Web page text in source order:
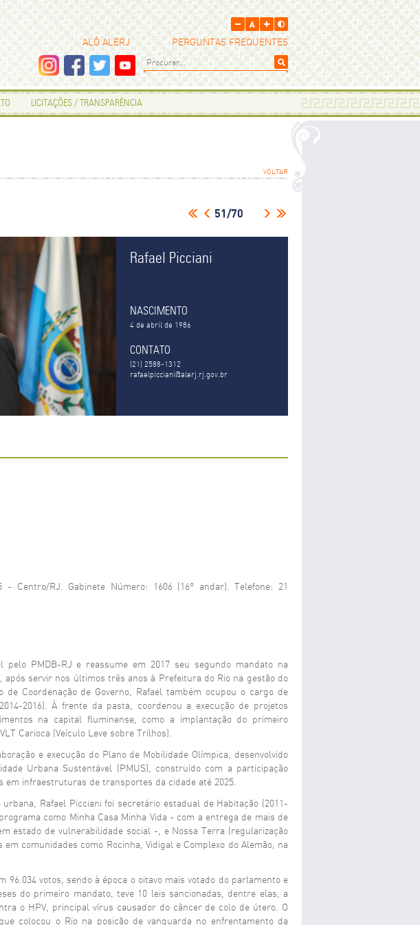
ALÔ ALERJ PERGUNTAS FREQUENTES
LICITAÇÕES / TRANSPARÊNCIA
VOLTAR
51/70
Rafael Picciani
NASCIMENTO
4 de abril de 1986
CONTATO
(21) 2588-1312
rafaelpicciani@alerj.rj.gov.br
Centro/RJ. Gabinete Número: 1606 (16º andar). Telefone: 21
pelo PMDB-RJ e reassume em 2017 seu segundo mandato na
após servir nos últimos três anos à Prefeitura do Rio na gestão do
de Coordenação de Governo, Rafael também ocupou o cargo de
2016). À frente da pasta, coordenou a execução de projetos
na capital fluminense, como a implantação do primeiro
Carioca (Veículo Leve sobre Trilhos).
e execução do Plano de Mobilidade Olímpica, desenvolvido
Urbana Sustentável (PMUS), construído com a participação
infraestruturas de transportes da cidade até 2025.
Rafael Picciani foi secretário estadual de Habitação (2011-
como Minha Casa Minha Vida - com a entrega de mais de
estado de vulnerabilidade social -, e Nossa Terra (regularização
comunidades como Rocinha, Vidigal e Complexo do Alemão, na
96.034 votos, sendo à época o oitavo mais votado do parlamento e
do primeiro mandato, teve 10 leis sancionadas, dentre elas, a
o HPV, principal vírus causador do câncer de colo de útero. O
colocou o Rio na posição de vanguarda no enfrentamento da